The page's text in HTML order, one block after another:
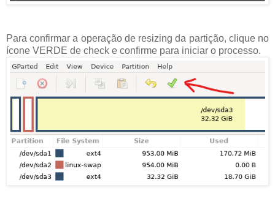
Para confirmar a operação de resizing da partição, clique no
ícone VERDE de check e confirme para iniciar o processo.